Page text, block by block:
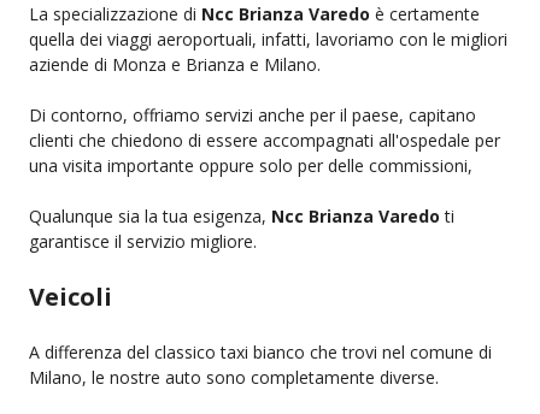
La specializzazione di Ncc Brianza Varedo è certamente
quella dei viaggi aeroportuali, infatti, lavoriamo con le migliori
aziende di Monza e Brianza e Milano.
Di contorno, offriamo servizi anche per il paese, capitano
clienti che chiedono di essere accompagnati all'ospedale per
una visita importante oppure solo per delle commissioni,
Qualunque sia la tua esigenza, Ncc Brianza Varedo ti
garantisce il servizio migliore.
Veicoli
A differenza del classico taxi bianco che trovi nel comune di
Milano, le nostre auto sono completamente diverse.